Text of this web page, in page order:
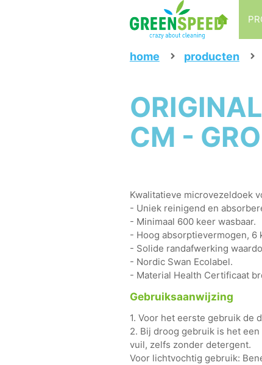
home producten
CM -
Kwalitatieve microvezeldoek
- Uniek reinigend en
- Minimaal 600 keer wasbaar.
- Hoog absorptievermogen, 6
- Solide randafwerking
- Nordic Swan Ecolabel.
- Material Health Certificaat
Gebruiksaanwijzing
1. Voor het eerste gebruik de
2. Bij droog gebruik is het
vuil, zelfs zonder detergent.
Voor lichtvochtig gebruik: